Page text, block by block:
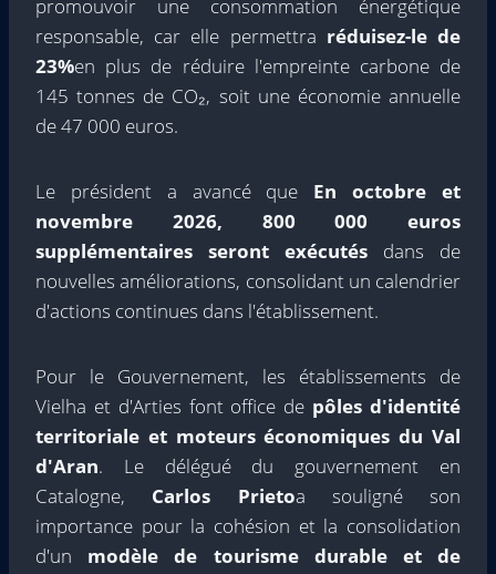
promouvoir une consommation énergétique
responsable, car elle permettra réduisez-le de
23%en plus de réduire l'empreinte carbone de
145 tonnes de CO₂, soit une économie annuelle
de 47 000 euros.
Le président a avancé que En octobre et
novembre 2026, 800 000 euros
supplémentaires seront exécutés dans de
nouvelles améliorations, consolidant un calendrier
d'actions continues dans l'établissement.
Pour le Gouvernement, les établissements de
Vielha et d'Arties font office de pôles d'identité
territoriale et moteurs économiques du Val
d'Aran. Le délégué du gouvernement en
Catalogne, Carlos Prietoa souligné son
importance pour la cohésion et la consolidation
d'un modèle de tourisme durable et de